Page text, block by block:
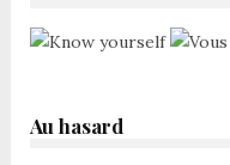
Au hasard